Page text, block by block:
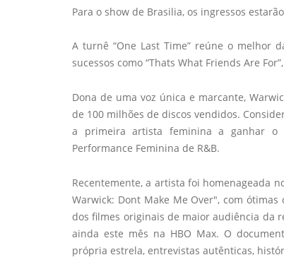
Para o show de Brasilia, os ingressos
A turnê “One Last Time” reúne o melhor
sucessos como “Thats What Friends Are
Dona de uma voz única e marcante,
de 100 milhões de discos vendidos.
a primeira artista feminina a ganhar o
Performance Feminina de R&B.
Recentemente, a artista foi homenageada
Warwick: Dont Make Me Over", com
dos filmes originais de maior audiência da
ainda este mês na HBO Max. O
própria estrela, entrevistas autênticas,